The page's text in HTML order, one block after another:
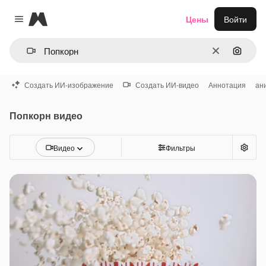
Close menu
Magnific
ОчиститьПоиск
Цены Войти
Создать ИИ-изображение Создать ИИ-видео Аннотация
Попкорн видео
Видео Фильтры